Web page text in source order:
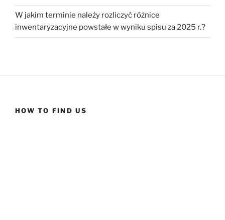
W jakim terminie należy rozliczyć różnice
inwentaryzacyjne powstałe w wyniku spisu za 2025 r.?
HOW TO FIND US